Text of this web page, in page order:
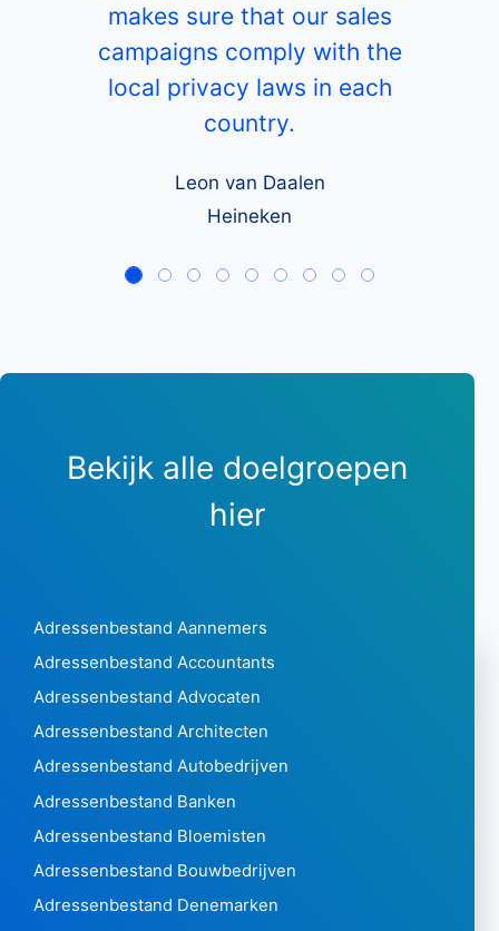
makes sure that our sales
campaigns comply with the
local privacy laws in each
country.
Leon van Daalen
Heineken
Bekijk alle doelgroepen
hier
Adressenbestand Aannemers
Adressenbestand Accountants
Adressenbestand Advocaten
Adressenbestand Architecten
Adressenbestand Autobedrijven
Adressenbestand Banken
Adressenbestand Bloemisten
Adressenbestand Bouwbedrijven
Adressenbestand Denemarken